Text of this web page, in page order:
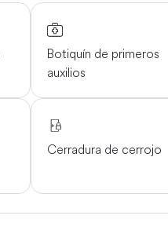
Botiquín de primeros
auxilios
Cerradura de cerrojo